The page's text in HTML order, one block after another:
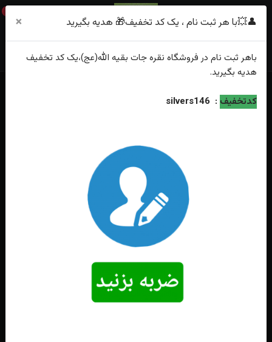
0
خانه
فهرست محصولات
انگشترنقره درنجف خطی حکاکی یاحیدرکرار اثراستادفاضل زاده رکاب شمسه
👤💥با هر ثبت نام ، یک کد تخفیف🎁 هدیه بگیرید ×
باهر ثبت نام در فروشگاه نقره جات بقیه الله(عج)،یک کد تخفیف
هدیه بگیرید.
کدتخفیف :
silvers146